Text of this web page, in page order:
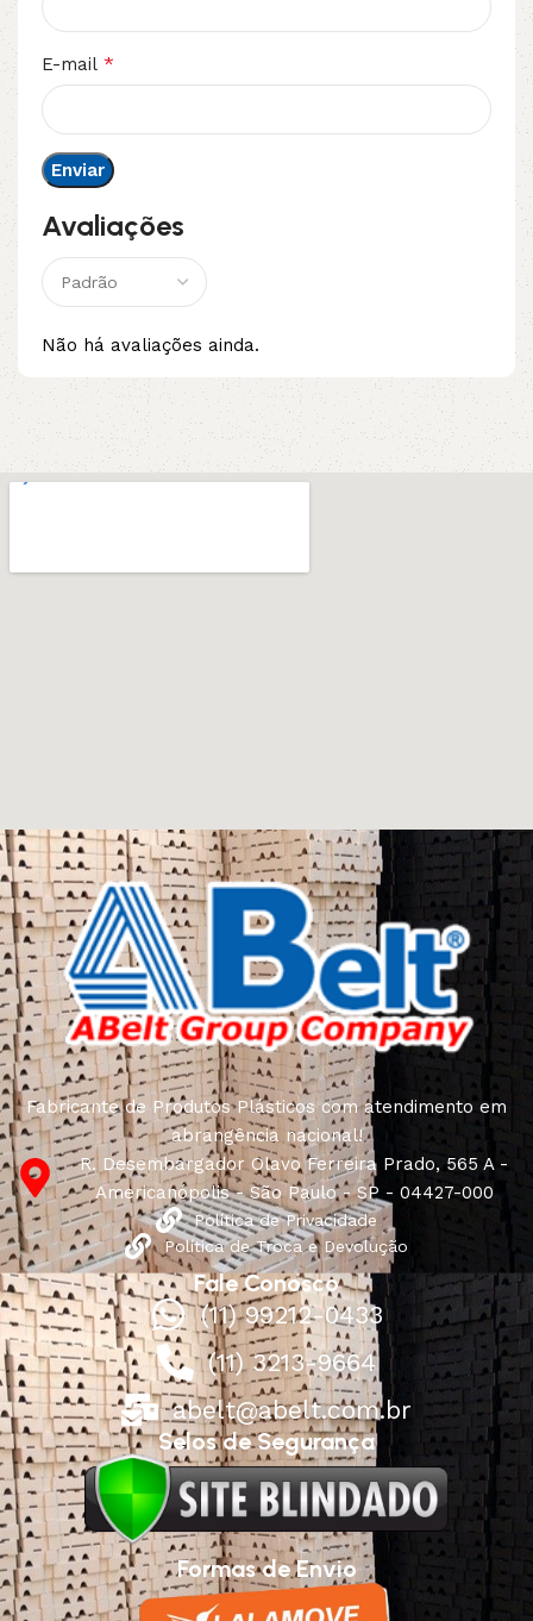
Avaliações
Não há avaliações ainda.
E-mail *
Fabricante de Produtos Plásticos com atendimento em
abrangência nacional!
R. Desembargador Olavo Ferreira Prado, 565 A -
Americanópolis - São Paulo - SP - 04427-000
Política de Privacidade
Política de Troca e Devolução
Fale Conosco
(11) 99212-0433
(11) 3213-9664
abelt@abelt.com.br
Selos de Segurança
Formas de Envio